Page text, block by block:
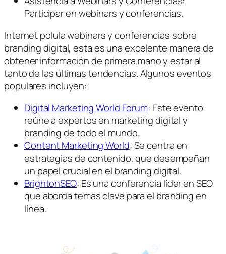
Participar en webinars y conferencias.
Internet polula webinars y conferencias sobre
branding digital, esta es una excelente manera de
obtener información de primera mano y estar al
tanto de las últimas tendencias. Algunos eventos
populares incluyen:
Digital Marketing World Forum: Este evento
reúne a expertos en marketing digital y
branding de todo el mundo.
Content Marketing World: Se centra en
estrategias de contenido, que desempeñan
un papel crucial en el branding digital.
BrightonSEO: Es una conferencia líder en SEO
que aborda temas clave para el branding en
línea.